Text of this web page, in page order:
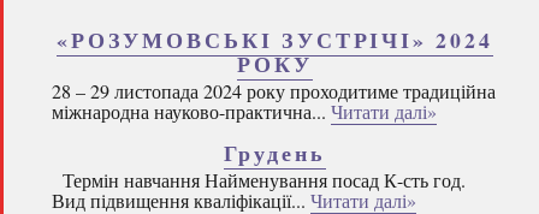
«РОЗУМОВСЬКІ ЗУСТРІЧІ» 2024
РОКУ
28 – 29 листопада 2024 року проходитиме традиційна
міжнародна науково-практична... Читати далі»
Грудень
Термін навчання Найменування посад К-сть год.
Вид підвищення кваліфікації... Читати далі»